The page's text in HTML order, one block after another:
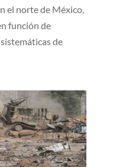
el norte de México,
función de
de